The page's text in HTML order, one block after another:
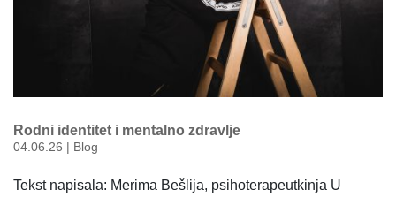
Rodni identitet i mentalno zdravlje
04.06.26 | Blog
Tekst napisala: Merima Bešlija, psihoterapeutkinja U